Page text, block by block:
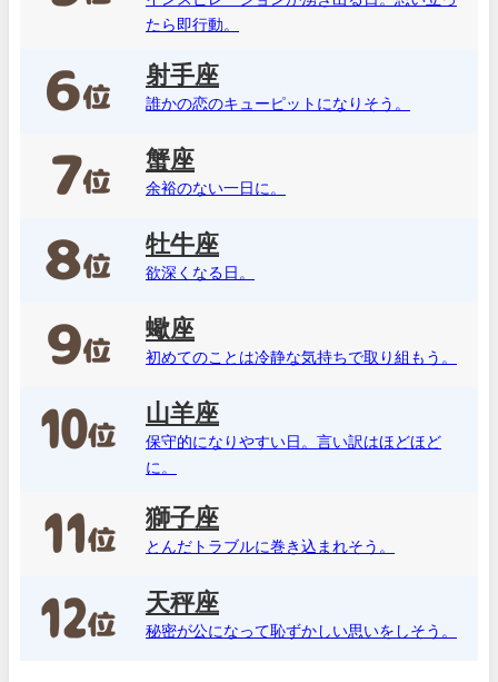
たら即行動。
射手座
誰かの恋のキューピットになりそう。
蟹座
余裕のない一日に。
牡牛座
欲深くなる日。
蠍座
初めてのことは冷静な気持ちで取り組もう。
山羊座
保守的になりやすい日。言い訳はほどほど
に。
獅子座
とんだトラブルに巻き込まれそう。
天秤座
秘密が公になって恥ずかしい思いをしそう。